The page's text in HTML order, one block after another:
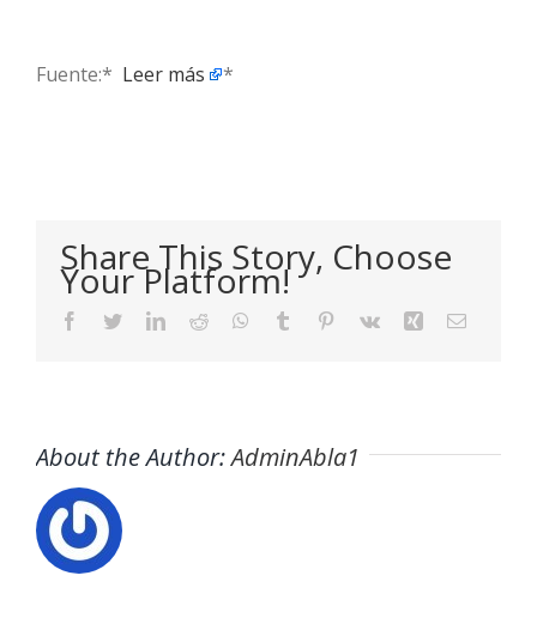
Fuente:* ​ Leer más *
Share This Story, Choose
Your Platform!
Facebook
TwitterLinkedIn
Reddit WhatsApp
Tumblr Pinterest
Vk Xing Email
About the Author:AdminAbla1